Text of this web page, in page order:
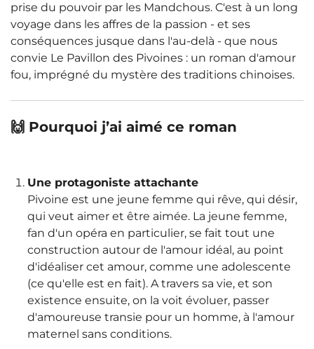
prise du pouvoir par les Mandchous. C'est à un long
voyage dans les affres de la passion - et ses
conséquences jusque dans l'au-delà - que nous
convie Le Pavillon des Pivoines : un roman d'amour
fou, imprégné du mystère des traditions chinoises.
🙌 Pourquoi j’ai aimé ce roman
Une protagoniste attachante
Pivoine est une jeune femme qui rêve, qui désir,
qui veut aimer et être aimée. La jeune femme,
fan d'un opéra en particulier, se fait tout une
construction autour de l'amour idéal, au point
d'idéaliser cet amour, comme une adolescente
(ce qu'elle est en fait). A travers sa vie, et son
existence ensuite, on la voit évoluer, passer
d'amoureuse transie pour un homme, à l'amour
maternel sans conditions.